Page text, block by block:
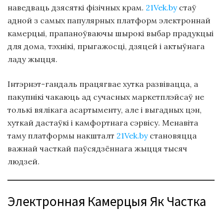
наведваць дзясяткі фізічных крам. 21Vek.byстаў
адной з самых папулярных платформ электроннай
камерцыі, прапаноўваючы шырокі выбар прадукцыі
для дома, тэхнікі, прыгажосці, дзяцей і актыўнага
ладу жыцця.
Інтэрнэт-гандаль працягвае хутка развівацца, а
пакупнікі чакаюць ад сучасных маркетплэйсаў не
толькі вялікага асартыменту, але і выгадных цэн,
хуткай дастаўкі і камфортнага сэрвісу. Менавіта
таму платформы накшталт 21Vek.byстановяцца
важнай часткай паўсядзённага жыцця тысяч
людзей.
Электронная Камерцыя Як Частка